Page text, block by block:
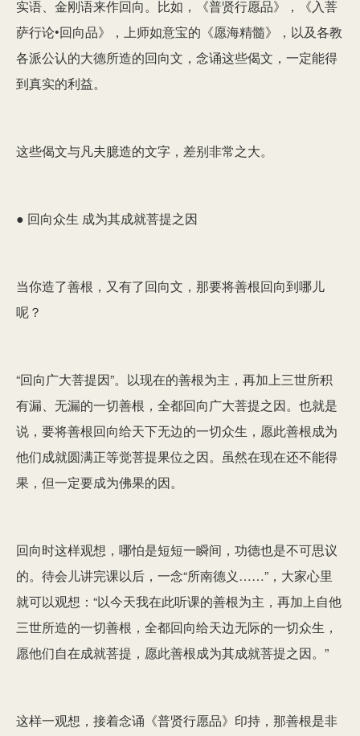
实语、金刚语来作回向。比如，《普贤行愿品》，《入菩
萨行论•回向品》，上师如意宝的《愿海精髓》，以及各教
各派公认的大德所造的回向文，念诵这些偈文，一定能得
到真实的利益。
这些偈文与凡夫臆造的文字，差别非常之大。
● 回向众生 成为其成就菩提之因
当你造了善根，又有了回向文，那要将善根回向到哪儿
呢？
“回向广大菩提因”。以现在的善根为主，再加上三世所积
有漏、无漏的一切善根，全都回向广大菩提之因。也就是
说，要将善根回向给天下无边的一切众生，愿此善根成为
他们成就圆满正等觉菩提果位之因。虽然在现在还不能得
果，但一定要成为佛果的因。
回向时这样观想，哪怕是短短一瞬间，功德也是不可思议
的。待会儿讲完课以后，一念“所南德义……”，大家心里
就可以观想：“以今天我在此听课的善根为主，再加上自他
三世所造的一切善根，全都回向给天边无际的一切众生，
愿他们自在成就菩提，愿此善根成为其成就菩提之因。”
这样一观想，接着念诵《普贤行愿品》印持，那善根是非